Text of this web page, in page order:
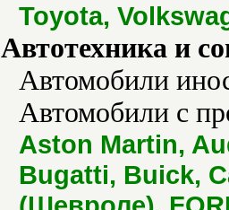
Toyota,
Автотехника и
Автомобили
Автомобили с
Aston Martin,
Bugatti, Buick,